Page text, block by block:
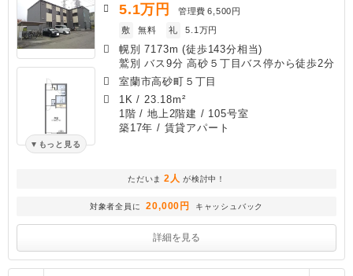
もっと見る
5.1万円 管理費 6,500円
敷
無料 礼 5.1万円
幌別 7173m (徒歩143分相当)
鷲別 バス9分 高砂５丁目バス停から徒歩2分
室蘭市高砂町５丁目
1K / 23.18m²
1階 / 地上2階建 / 105号室
築17年 / 賃貸アパート
ただいま 2人 が検討中！
対象者全員に 20,000円 キャッシュバック
詳細を見る